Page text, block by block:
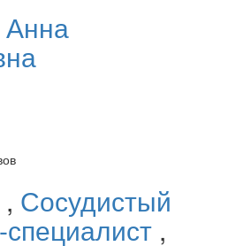
Анна
, Сосудистый
,